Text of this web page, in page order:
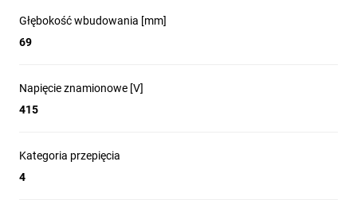
Głębokość wbudowania [mm]
69
Napięcie znamionowe [V]
415
Kategoria przepięcia
4